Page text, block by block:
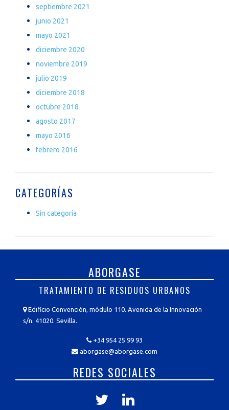
septiembre 2021
junio 2021
mayo 2021
diciembre 2020
noviembre 2019
julio 2019
diciembre 2018
octubre 2018
agosto 2017
mayo 2016
febrero 2016
CATEGORÍAS
Sin categoría
ABORGASE
TRATAMIENTO DE RESIDUOS URBANOS
Edificio Convención, módulo 110. Avenida de la Innovación
s/n. 41020. Sevilla.
+34 954 25 99 93
aborgase@aborgase.com
REDES SOCIALES